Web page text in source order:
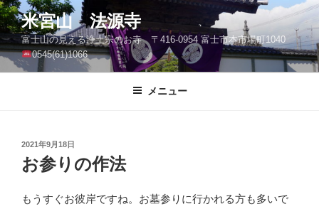
コ
ン
テ
ン
ツ
米宮山 法源寺
富士山の見える浄土宗のお寺 〒416-0954 富士市本市場町1040
0545(61)1066
メニュー
投
稿
日:
2021年9月18日
お参りの作法
もうすぐお彼岸ですね。お墓参りに行かれる方も多いで